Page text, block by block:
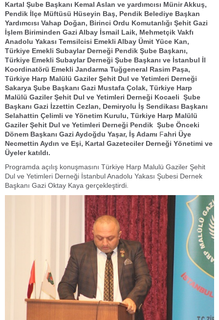
Kartal Şube Başkanı Kemal Aslan ve yardımcısı Münir Akkuş,
Pendik İlçe Müftüsü Hüseyin Baş, Pendik Belediye Başkan
Yardımcısı Vahap Doğan, Birinci Ordu Komutanlığı Şehit Gazi
İşlem Biriminden Gazi Albay İsmail Laik, Mehmetçik Vakfı
Anadolu Yakası Temsilcisi Emekli Albay Ümit Yüce Kan,
Türkiye Emekli Subaylar Derneği Pendik Şube Başkanı,
Türkiye Emekli Subaylar Derneği Şube Başkanı ve İstanbul İl
Koordinatörü Emekli Jandarma Tuğgeneral Rasim Paşa,
Türkiye Harp Malülü Gaziler Şehit Dul ve Yetimleri Derneği
Sakarya Şube Başkanı Gazi Mustafa Çolak, Türkiye Harp
Malülü Gaziler Şehit Dul ve Yetimleri Derneği Kocaeli Şube
Başkanı Gazi İzzettin Cezlan, Demiryolu İş Sendikası Başkanı
Selahattin Çelimli ve Yönetim Kurulu, Türkiye Harp Malülü
Gaziler Şehit Dul ve Yetimleri Derneği Pendik Şube Önceki
Dönem Başkanı Gazi Aydoğdu Yaşar, İş Adamı Fahri Üye
Necmettin Aydın ve Eşi, Kartal Gazeteciler Derneği Yönetimi ve
Üyeler katıldı.
Programda açılış konuşmasını Türkiye Harp Malulü Gaziler Şehit
Dul ve Yetimleri Derneği İstanbul Anadolu Yakası Şubesi Dernek
Başkanı Gazi Oktay Kaya gerçekleştirdi.